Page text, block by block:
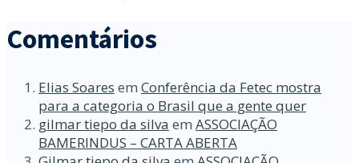
Comentários
Elias Soares em Conferência da Fetec mostra
para a categoria o Brasil que a gente quer
gilmar tiepo da silva em ASSOCIAÇÃO
BAMERINDUS – CARTA ABERTA